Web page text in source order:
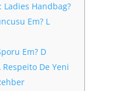
Handbag?
Em? L
Em? D
De Yeni